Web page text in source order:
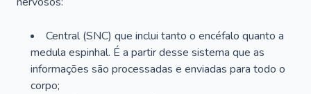
Central (SNC) que inclui tanto o encéfalo quanto a
medula espinhal. É a partir desse sistema que as
informações são processadas e enviadas para todo o
corpo;